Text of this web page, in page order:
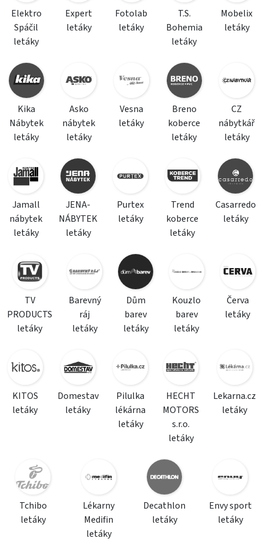
Elektro
Spáčil
letáky
Expert
letáky
Fotolab
letáky
T.S.
Bohemia
letáky
Mobelix
letáky
Kika
Nábytek
letáky
Asko
nábytek
letáky
Vesna
letáky
Breno
koberce
letáky
CZ
nábytkář
letáky
Jamall
nábytek
letáky
JENA-
NÁBYTEK
letáky
Purtex
letáky
Trend
koberce
letáky
Casarredo
letáky
TV
PRODUCTS
letáky
Barevný
ráj
letáky
Dům
barev
letáky
Kouzlo
barev
letáky
Červa
letáky
KITOS
letáky
Domestav
letáky
Pilulka
lékárna
letáky
HECHT
MOTORS
s.r.o.
letáky
Lekarna.cz
letáky
Tchibo
letáky
Lékarny
Medifin
letáky
Decathlon
letáky
Envy sport
letáky